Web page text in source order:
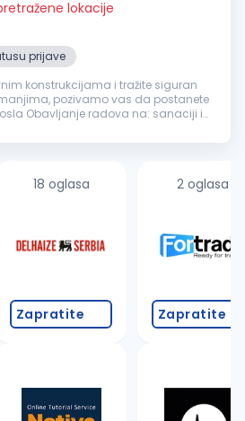
lokacije
prijave
konstrukcijama i tražite siguran
pozivamo vas da postanete
radova na: sanaciji i
18 oglasa
Zapratite
2 oglasa
Zapratite